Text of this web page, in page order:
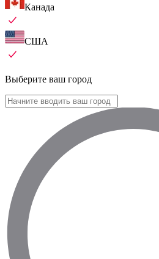
Канада
США
Выберите ваш город